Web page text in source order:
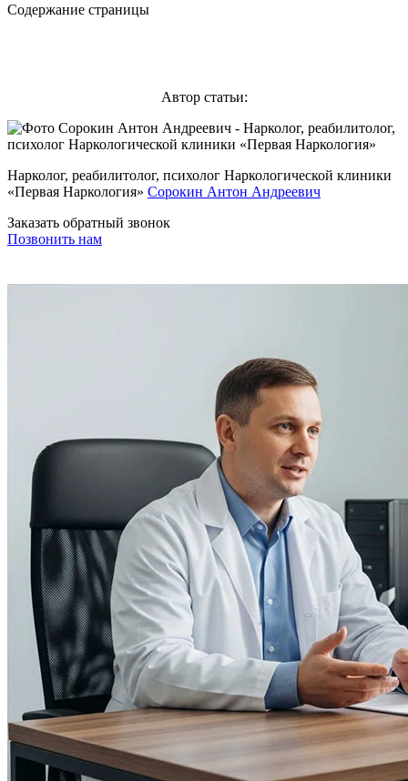
Содержание страницы
Автор статьи:
Нарколог, реабилитолог, психолог Наркологической клиники
«Первая Наркология» Сорокин Антон Андреевич
Заказать обратный звонок
Позвонить нам